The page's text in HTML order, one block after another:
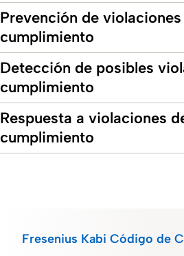
Prevención de
cumplimiento
Detección de posibles
cumplimiento
Respuesta a violaciones
cumplimiento
Fresenius Kabi Código de